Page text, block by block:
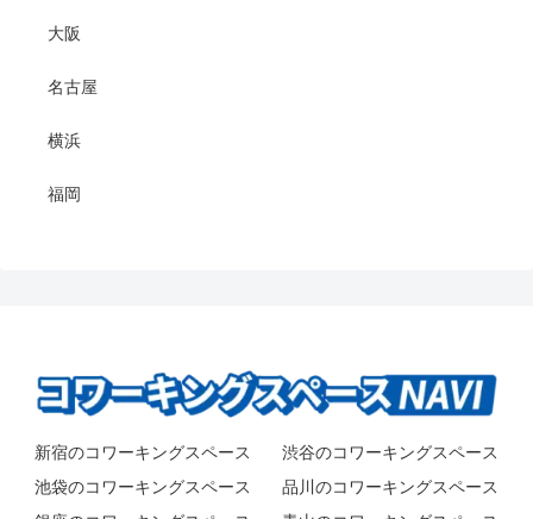
大阪
名古屋
横浜
福岡
新宿のコワーキングスペース
渋谷のコワーキングスペース
池袋のコワーキングスペース
品川のコワーキングスペース